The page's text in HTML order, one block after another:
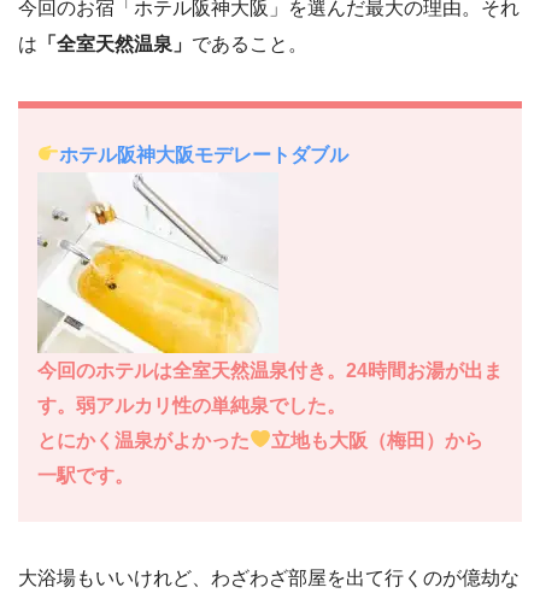
今回のお宿「ホテル阪神大阪」を選んだ最大の理由。それ
は 「全室天然温泉」 であること。
ホテル阪神大阪モデレートダブル
今回のホテルは全室天然温泉付き。24時間お湯が出ま
す。弱アルカリ性の単純泉でした。
とにかく温泉がよかった
立地も大阪（梅田）から
一駅です。
大浴場もいいけれど、わざわざ部屋を出て行くのが億劫な